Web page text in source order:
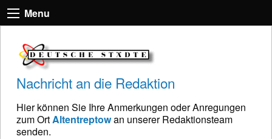
Menu
Nachricht an die Redaktion
Hier können Sie Ihre Anmerkungen oder Anregungen
zum OrtAltentreptowan unserer Redaktionsteam
senden.